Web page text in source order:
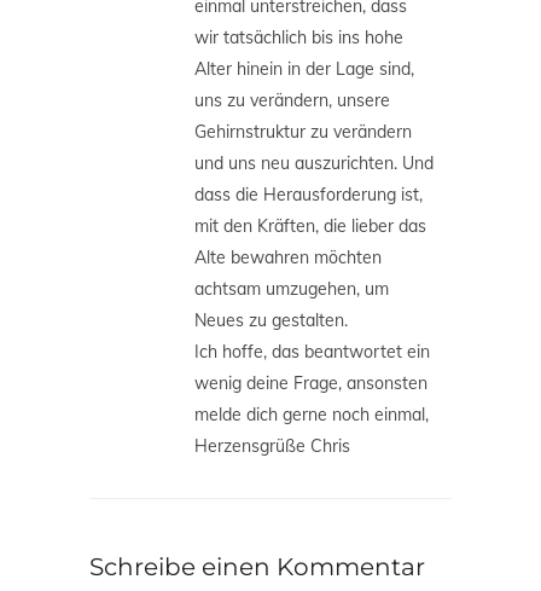
einmal unterstreichen, dass
wir tatsächlich bis ins hohe
Alter hinein in der Lage sind,
uns zu verändern, unsere
Gehirnstruktur zu verändern
und uns neu auszurichten. Und
dass die Herausforderung ist,
mit den Kräften, die lieber das
Alte bewahren möchten
achtsam umzugehen, um
Neues zu gestalten.
Ich hoffe, das beantwortet ein
wenig deine Frage, ansonsten
melde dich gerne noch einmal,
Herzensgrüße Chris
Schreibe einen Kommentar